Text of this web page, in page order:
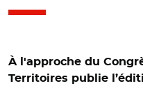
À l'approche du
Territoires publie